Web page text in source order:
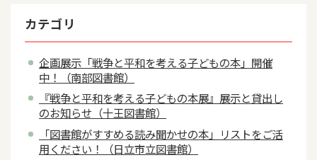
カテゴリ
企画展示「戦争と平和を考える子どもの本」開催
中！（南部図書館）
『戦争と平和を考える子どもの本展』展示と貸出し
のお知らせ（十王図書館）
「図書館がすすめる読み聞かせの本」リストをご活
用ください！（日立市立図書館）